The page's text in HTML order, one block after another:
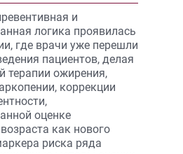
и
логика проявилась
где врачи уже перешли
пациентов, делая
терапии ожирения,
коррекции
оценке
как нового
риска ряда